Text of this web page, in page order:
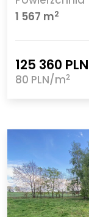
1 567 m2
125 360 PLN
80 PLN/m2